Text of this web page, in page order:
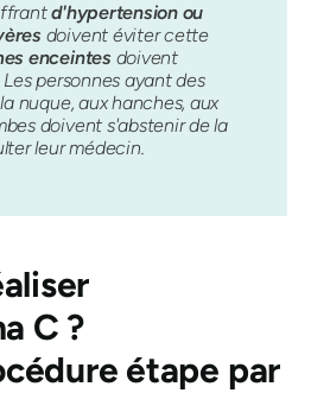
d'hypertension ou
doivent éviter cette
enceintesdoivent
personnes ayant des
nuque, aux hanches, aux
doivent s'abstenir de la
leur médecin.
C ?
étape par